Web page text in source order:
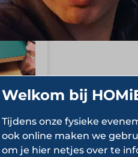
Welkom bij
Tijdens onze fysieke
ook online maken we
om je hier netjes over te